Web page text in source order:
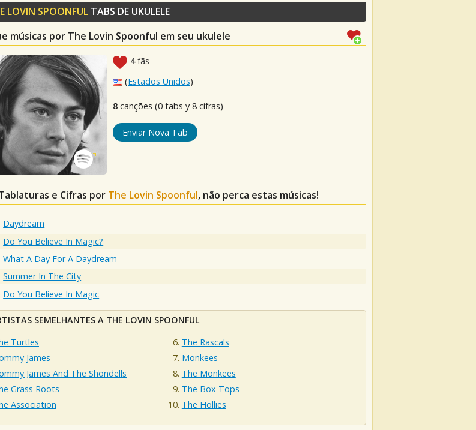
LOVIN SPOONFUL TABS DE UKULELE
músicas por The Lovin Spoonful em seu ukulele
4fãs
(Estados Unidos)
8 canções (0 tabs y 8 cifras)
Enviar Nova Tab
e Cifras por The Lovin Spoonful, não perca estas músicas!
Daydream
Do You Believe In Magic?
What A Day For A Daydream
Summer In The City
Do You Believe In Magic
SEMELHANTES A THE LOVIN SPOONFUL
Turtles
James
James And The Shondells
Grass Roots
Association
The Rascals
Monkees
The Monkees
The Box Tops
The Hollies